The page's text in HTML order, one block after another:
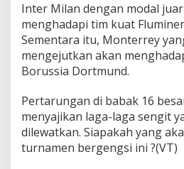
Inter Milan dengan modal
menghadapi tim kuat
Sementara itu, Monterrey
mengejutkan akan
Borussia Dortmund.
Pertarungan di babak 16
menyajikan laga-laga sengit
dilewatkan. Siapakah yang
turnamen bergengsi ini ?(VT)